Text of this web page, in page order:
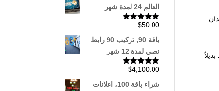
تطوير شركة مايكروسوفت، أطلق بينغ في عام 2009 ويعد بديلاً
العالم 24 لمدة شهر
تم التقييم
$50.00
باقة 90, تركيب 90 رابط
نصي لمدة 12 شهر
تم التقييم$4,100.00
شراء باقة 100، اعلانات